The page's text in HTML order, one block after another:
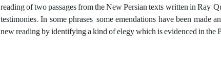
reading of two passages from the New Persian texts written in Ray,
testimonies. In some phrases, some emendations have been made
new reading by identifying a kind of elegy which is evidenced in the